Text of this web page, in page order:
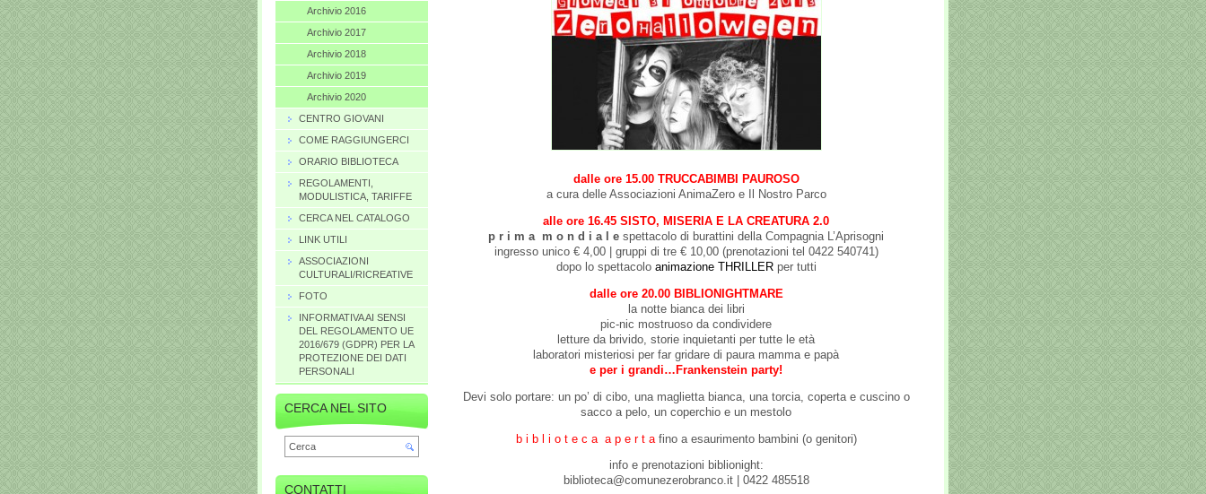
dalle ore 15.00 TRUCCABIMBI PAUROSO
a cura delle Associazioni AnimaZero e Il Nostro Parco
alle ore 16.45 SISTO, MISERIA E LA CREATURA 2.0
p r i m a m o n d i a l e spettacolo di burattini della Compagnia L’Aprisogni
ingresso unico € 4,00 | gruppi di tre € 10,00 (prenotazioni tel 0422 540741)
dopo lo spettacolo animazione THRILLERper tutti
dalle ore 20.00 BIBLIONIGHTMARE
la notte bianca dei libri
pic-nic mostruoso da condividere
letture da brivido, storie inquietanti per tutte le età
laboratori misteriosi per far gridare di paura mamma e papà
e per i grandi…Frankenstein party!
Devi solo portare: un po’ di cibo, una maglietta bianca, una torcia, coperta e cuscino o
sacco a pelo, un coperchio e un mestolo
b i b l i o t e c a a p e r t afino a esaurimento bambini (o genitori)
info e prenotazioni biblionight:
biblioteca@comunezerobranco.it | 0422 485518
Archivio 2016
Archivio 2017
Archivio 2018
Archivio 2019
Archivio 2020
CENTRO GIOVANI
COME RAGGIUNGERCI
ORARIO BIBLIOTECA
REGOLAMENTI,
MODULISTICA, TARIFFE
CERCA NEL CATALOGO
LINK UTILI
ASSOCIAZIONI
CULTURALI/RICREATIVE
FOTO
INFORMATIVA AI SENSI
DEL REGOLAMENTO UE
2016/679 (GDPR) PER LA
PROTEZIONE DEI DATI
PERSONALI
CERCA NEL SITO
CONTATTI